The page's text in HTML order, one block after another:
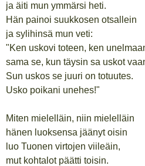
ja äiti mun ymmärsi heti.
Hän painoi suukkosen otsallein
ja sylihinsä mun veti:
"Ken uskovi toteen, ken
sama se, kun täysin sa uskot
Sun uskos se juuri on totuutes.
Usko poikani unehes!"
Miten mielelläin, niin mielelläin
hänen luoksensa jäänyt oisin
luo Tuonen virtojen viileäin,
mut kohtalot päätti toisin.